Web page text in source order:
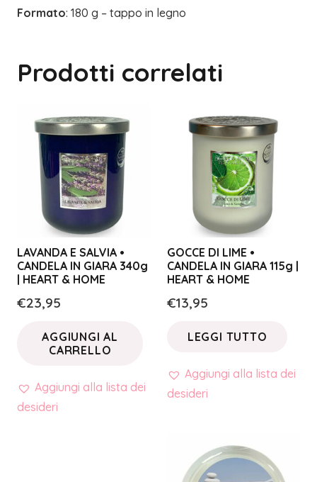
Formato: 180 g – tappo in legno
Prodotti correlati
LAVANDA E SALVIA •
CANDELA IN GIARA 340g
| HEART & HOME
€23,95
AGGIUNGI AL
CARRELLO
Aggiungi alla lista dei
desideri
GOCCE DI LIME •
CANDELA IN GIARA 115g |
HEART & HOME
€13,95
LEGGI TUTTO
Aggiungi alla lista dei
desideri